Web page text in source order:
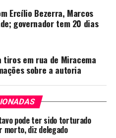
Ercílio Bezerra, Marcos
governador tem 20 dias
tiros em rua de Miracema
sobre a autoria
pode ter sido torturado
morto, diz delegado